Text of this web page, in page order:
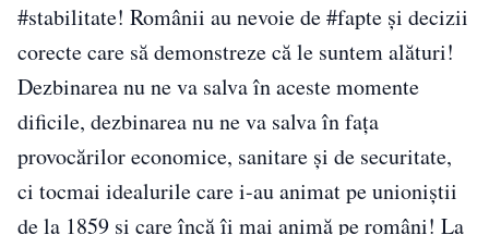
#stabilitate! Românii au nevoie de #fapte şi decizii
corecte care să demonstreze că le suntem alături!
Dezbinarea nu ne va salva în aceste momente
dificile, dezbinarea nu ne va salva în faţa
provocărilor economice, sanitare şi de securitate,
ci tocmai idealurile care i-au animat pe unioniştii
de la 1859 şi care încă îi mai animă pe români! La